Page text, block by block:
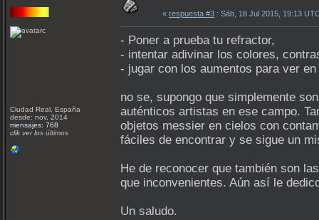
Ciudad Real, España
desde: nov, 2014
mensajes: 768
clik ver los últimos
« respuesta #3 : Sáb, 18 Jul 2015, 19:13
- Poner a prueba tu refractor,
- intentar adivinar los colores,
- jugar con los aumentos para ver
no se, supongo que simplemente
auténticos artistas en ese campo.
objetos messier en cielos con
fáciles de encontrar y se sigue un
He de reconocer que también son
que inconvenientes. Aún así le
Un saludo.